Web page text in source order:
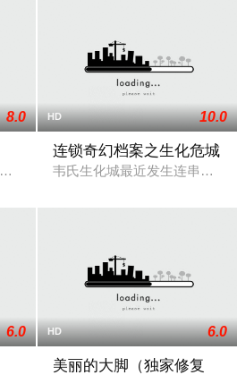
8.0
，“街娃儿”东子（李九霄 饰）艰难
HD 10.0
连锁奇幻档案之生化危城
韦氏生化城最近发生连串离奇
6.0 HD 6.0
美丽的大脚（独家修复